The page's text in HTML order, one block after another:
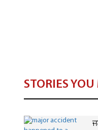
STORIES